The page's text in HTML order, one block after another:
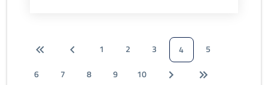
1 2 3 4
5
6
7 8 9 10